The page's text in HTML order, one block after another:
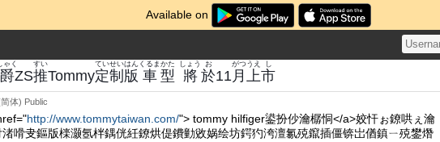
Available on
爵
ゃく
ZS推
すい
Tommy定
てい
制
せい
版
はん
車
くるま
型
かた
將
しょう
於
お
11月
がつ
上
うえ
市
し
体) Public
http://www.tommytaiwan.com/"> tommy hilfiger鍙扮仯瀹樼恫</a>姣忓ぉ鐐哄ぇ瀹
渚嗗叏鏂版檪灏氬柈鍝侊紝鐐烘偍鐨勭敓娲绘坊鍔犳洿澶氱殑鑹插僵锛岀偤鎮ㄧ殑鐢熸